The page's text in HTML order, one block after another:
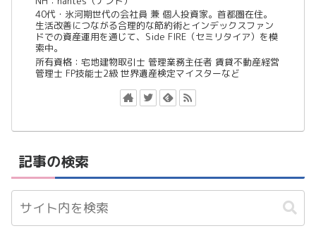
40代・氷河期世代の会社員 兼 個人投資家。首都圏在住。
生活改善につながる合理的な節約術とインデックスファン
ドでの資産運用を通じて、Side FIRE（セミリタイア）を模
索中。
所有資格：宅地建物取引士 管理業務主任者 賃貸不動産経営
管理士 FP技能士2級 世界遺産検定マイスターなど
記事の検索